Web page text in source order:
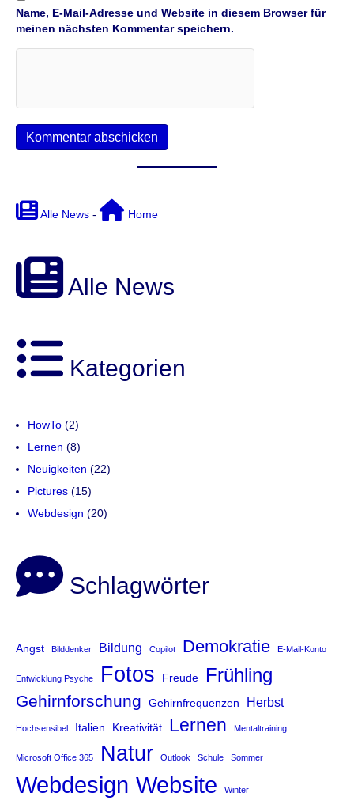
Name, E-Mail-Adresse und Website in diesem Browser für
meinen nächsten Kommentar speichern.
Alle News - Home
Alle News
Kategorien
HowTo (2)
Lernen (8)
Neuigkeiten (22)
Pictures (15)
Webdesign (20)
Schlagwörter
Angst Bilddenker Bildung Copilot Demokratie E-Mail-Konto
Entwicklung Psyche Fotos Freude Frühling
Gehirnforschung Gehirnfrequenzen Herbst
Hochsensibel Italien Kreativität Lernen Mentaltraining
Microsoft Office 365 Natur Outlook Schule Sommer
Webdesign Website Winter